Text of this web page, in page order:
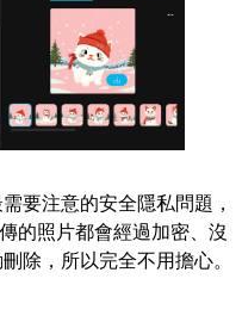
要注意的安全隱私問題，
的照片都會經過加密、沒
除，所以完全不用擔心。